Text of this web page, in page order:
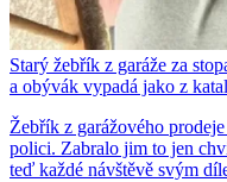
Starý žebřík z garáže za
a obývák vypadá jako z
Žebřík z garážového
polici. Zabralo jim to jen
teď každé návštěvě svým